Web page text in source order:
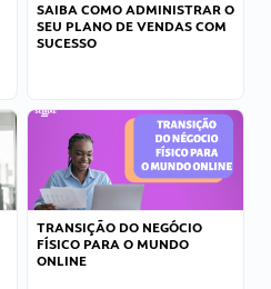
SAIBA COMO ADMINISTRAR O
SEU PLANO DE VENDAS COM
SUCESSO
TRANSIÇÃO DO NEGÓCIO
FÍSICO PARA O MUNDO
ONLINE